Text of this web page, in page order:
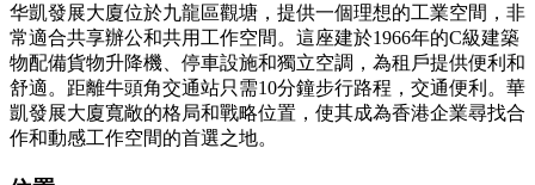
华凱發展大廈位於九龍區觀塘，提供一個理想的工業空間，非
常適合共享辦公和共用工作空間。這座建於1966年的C級建築
物配備貨物升降機、停車設施和獨立空調，為租戶提供便利和
舒適。距離牛頭角交通站只需10分鐘步行路程，交通便利。華
凱發展大廈寬敞的格局和戰略位置，使其成為香港企業尋找合
作和動感工作空間的首選之地。